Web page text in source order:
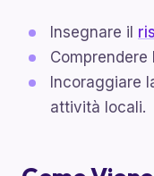
Insegnare il
Comprendere
Incoraggiare
attività locali.